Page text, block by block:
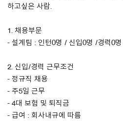
하고싶은 사람.
1. 채용부문
- 설계팀 : 인턴0명 / 신입0명 /경력0
2. 신입/경력 근무조건
- 정규직 채용
- 주5일 근무
- 4대 보험 및 퇴직금
- 급여 : 회사내규에 따름